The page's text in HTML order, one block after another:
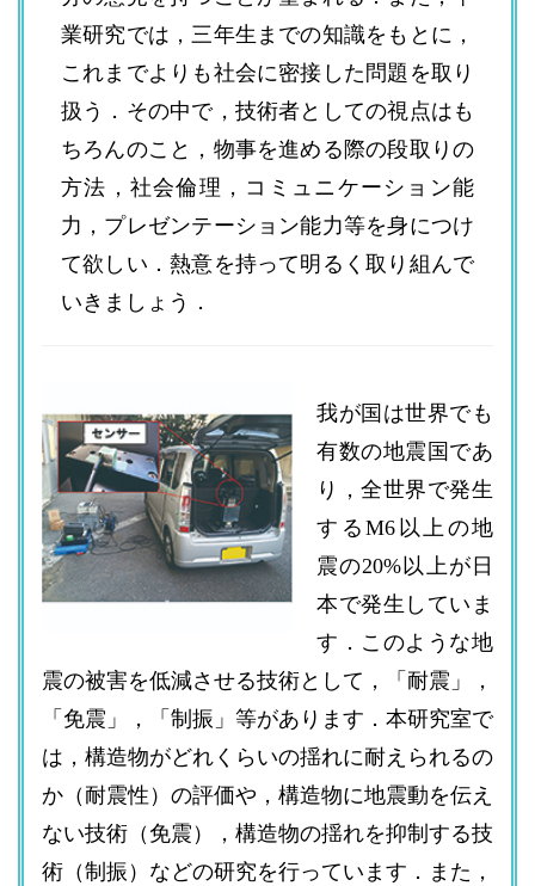
業研究では，三年生までの知識をもとに，
これまでよりも社会に密接した問題を取り
扱う．その中で，技術者としての視点はも
ちろんのこと，物事を進める際の段取りの
方法，社会倫理，コミュニケーション能
力，プレゼンテーション能力等を身につけ
て欲しい．熱意を持って明るく取り組んで
いきましょう．
我が国は世界でも
有数の地震国であ
り，全世界で発生
するM6以上の地
震の20%以上が日
本で発生していま
す．このような地
震の被害を低減させる技術として，「耐震」，
「免震」，「制振」等があります．本研究室で
は，構造物がどれくらいの揺れに耐えられるの
か（耐震性）の評価や，構造物に地震動を伝え
ない技術（免震），構造物の揺れを抑制する技
術（制振）などの研究を行っています．また，